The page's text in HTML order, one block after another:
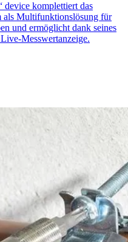
komplettiert das
als Multifunktionslösung für
und ermöglicht dank seines
Messwertanzeige.